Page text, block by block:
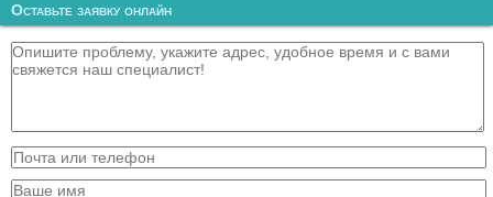
Оставьте заявку онлайн